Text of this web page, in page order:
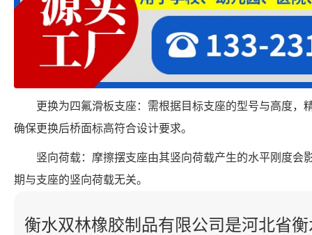
更换为四氟滑板支座：需根据目标支座的型号与高度，
确保更换后桥面标高符合设计要求。
竖向荷载：摩擦摆支座由其竖向荷载产生的水平刚度会
期与支座的竖向荷载无关。
衡水双林橡胶制品有限公司是河北省